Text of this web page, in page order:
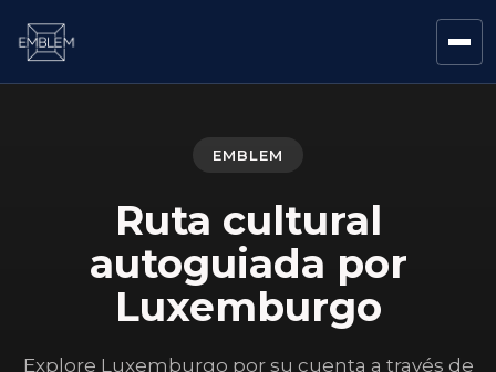
EMBLEM
Ruta cultural
autoguiada por
Luxemburgo
Explore Luxemburgo por su cuenta a través de